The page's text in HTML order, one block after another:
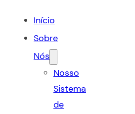
Início
Sobre
Nós
Nosso
Sistema
de